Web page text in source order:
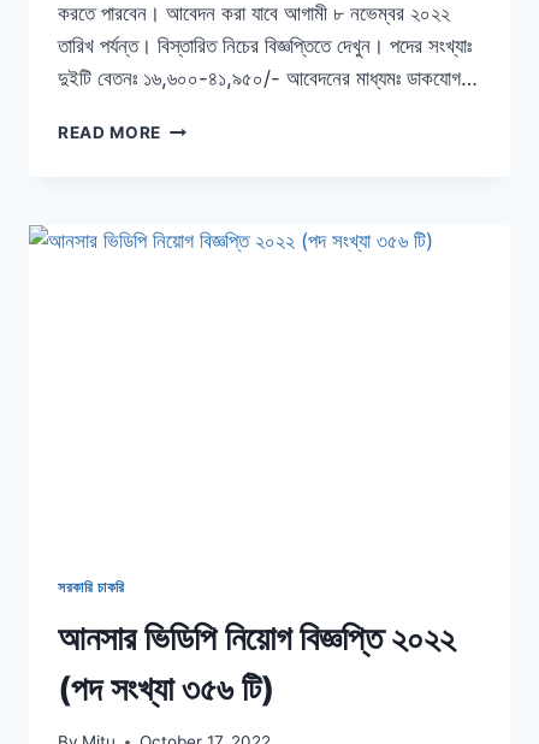
করতে পারবেন। আবেদন করা যাবে আগামী ৮ নভেম্বর ২০২২
তারিখ পর্যন্ত। বিস্তারিত নিচের বিজ্ঞপ্তিতে দেখুন। পদের সংখ্যাঃ
দুইটি বেতনঃ ১৬,৬০০-৪১,৯৫০/- আবেদনের মাধ্যমঃ ডাকযোগ…
READ MORE বাংলাদেশ
বিজ্ঞপ্তি
২০২২
সরকারি চাকরি
আনসার ভিডিপি নিয়োগ বিজ্ঞপ্তি ২০২২
(পদ সংখ্যা ৩৫৬ টি)